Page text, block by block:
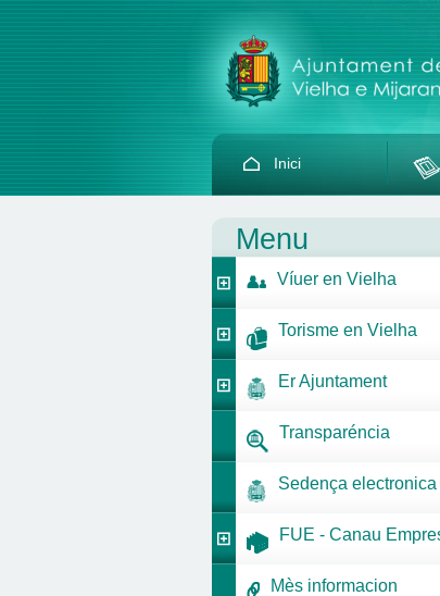
Inici
Menu
Víuer en Vielha
Torisme en Vielha
Er Ajuntament
Transparéncia
Sedença electronica
FUE - Canau
Mès informacion